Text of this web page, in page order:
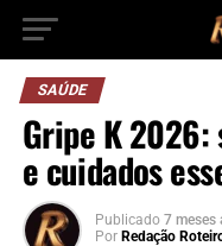
SAÚDE
Gripe K 2026:
e cuidados
Publicado 7 meses
Por Redação